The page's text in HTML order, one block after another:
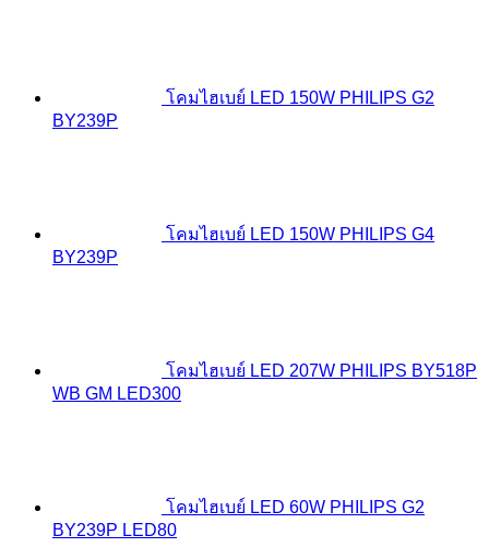
โคมไฮเบย์ LED 150W PHILIPS G2
BY239P
โคมไฮเบย์ LED 150W PHILIPS G4
BY239P
โคมไฮเบย์ LED 207W PHILIPS BY518P
WB GM LED300
โคมไฮเบย์ LED 60W PHILIPS G2
BY239P LED80